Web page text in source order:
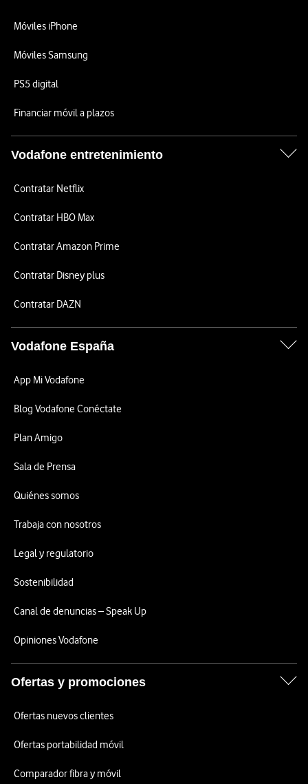
Móviles iPhone
Móviles Samsung
PS5 digital
Financiar móvil a plazos
Vodafone entretenimiento
Contratar Netflix
Contratar HBO Max
Contratar Amazon Prime
Contratar Disney plus
Contratar DAZN
Vodafone España
App Mi Vodafone
Blog Vodafone Conéctate
Plan Amigo
Sala de Prensa
Quiénes somos
Trabaja con nosotros
Legal y regulatorio
Sostenibilidad
Canal de denuncias – Speak Up
Opiniones Vodafone
Ofertas y promociones
Ofertas nuevos clientes
Ofertas portabilidad móvil
Comparador fibra y móvil